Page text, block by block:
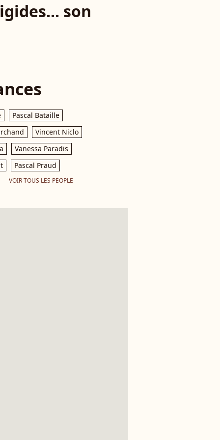
son
Pascal Bataille
Vincent Niclo
Vanessa Paradis
Pascal Praud
VOIR TOUS LES PEOPLE